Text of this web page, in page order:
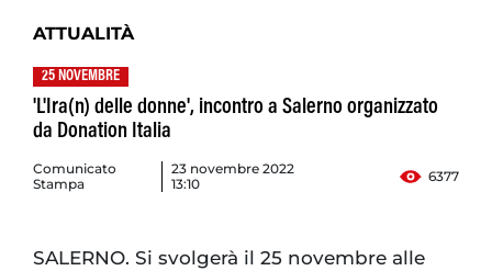
ATTUALITÀ
25 NOVEMBRE
'L'Ira(n) delle donne', incontro a Salerno organizzato
da Donation Italia
Comunicato
Stampa
23 novembre 2022
13:10
6377
SALERNO. Si svolgerà il 25 novembre alle